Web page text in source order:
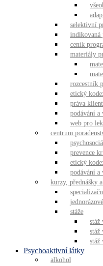
selektivní
indikovaná
ceník
materiály
rozcestník
etický
práva
podávání a
web pro
centrum
prevence
etický
podávání a
kurzy, přednášky
stáže
stáž
stáž
stáž
Psychoaktivní látky
alkohol